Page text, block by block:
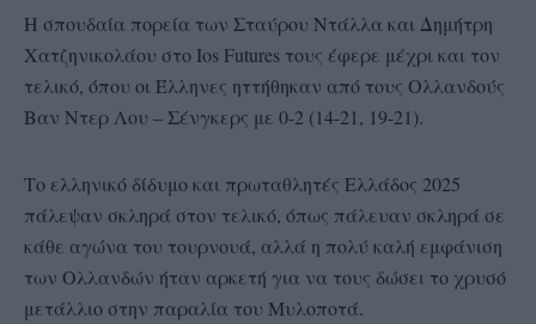
Η σπουδαία πορεία των Σταύρου Ντάλλα και Δημήτρη
Χατζηνικολάου στο Ios Futures τους έφερε μέχρι και τον
τελικό, όπου οι Έλληνες ηττήθηκαν από τους Ολλανδούς
Βαν Ντερ Λου – Σένγκερς με 0-2 (14-21, 19-21).
Το ελληνικό δίδυμο και πρωταθλητές Ελλάδος 2025
πάλεψαν σκληρά στον τελικό, όπως πάλευαν σκληρά σε
κάθε αγώνα του τουρνουά, αλλά η πολύ καλή εμφάνιση
των Ολλανδών ήταν αρκετή για να τους δώσει το χρυσό
μετάλλιο στην παραλία του Μυλοποτά.